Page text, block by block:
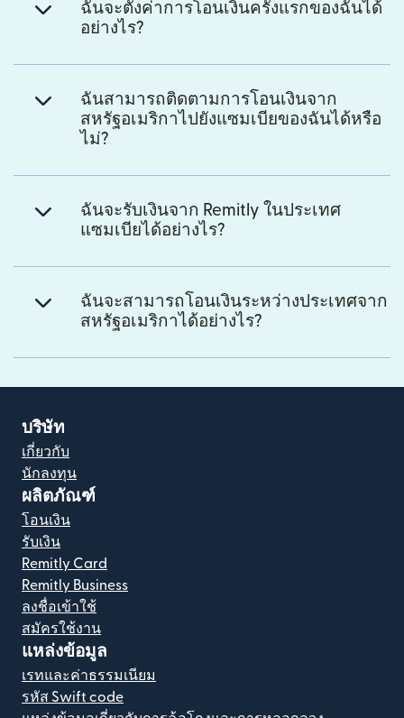
ฉันจะตั้งค่าการโอนเงินครั้งแรกของฉันได้
อย่างไร?
ฉันสามารถติดตามการโอนเงินจาก
สหรัฐอเมริกาไปยังแซมเบียของฉันได้หรือ
ไม่?
ฉันจะรับเงินจาก Remitly ในประเทศ
แซมเบียได้อย่างไร?
ฉันจะสามารถโอนเงินระหว่างประเทศจาก
สหรัฐอเมริกาได้อย่างไร?
บริษัท
เกี่ยวกับ
นักลงทุน
ผลิตภัณฑ์
โอนเงิน
รับเงิน
Remitly Card
Remitly Business
ลงชื่อเข้าใช้
สมัครใช้งาน
แหล่งข้อมูล
เรทและค่าธรรมเนียม
รหัส Swift code